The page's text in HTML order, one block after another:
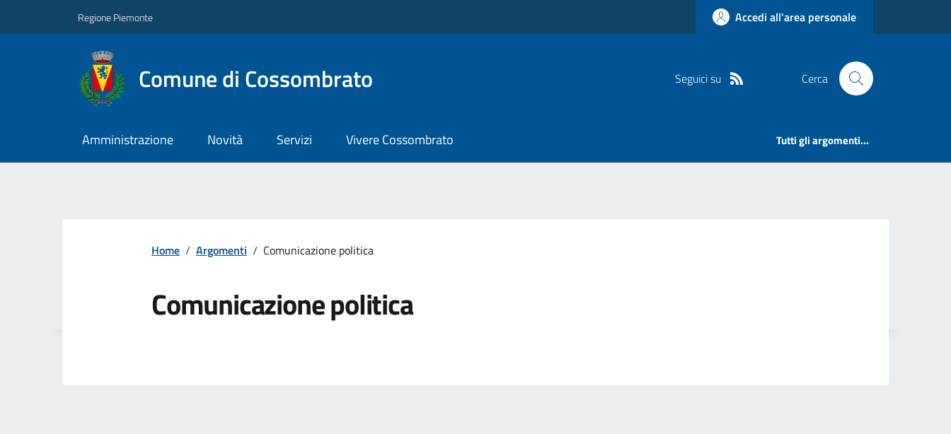
Regione Piemonte Accedi all'area personale
Comune di Cossombrato Seguici su Cerca
Amministrazione Novità Servizi Vivere Cossombrato Tutti gli argomenti...
Home / Argomenti / Comunicazione politica
Comunicazione politica